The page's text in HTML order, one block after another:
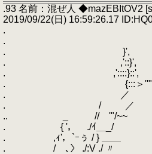
.93 名前：混ぜ人 ◆mazEBItOV2
2019/09/22(日) 16:59:26.17
.
.
. }',
.
. ,'::::}::',
. {:::＞''"~￣´~"'
. ／ ,ｨ___
. / ／ V
.. _ // '"/~~ ～､
. { '， ./ｲ＿_/
. ,ｨ'，`ｰぅ / } ＿＿ ﾘ
. / ､〉 ./:V ./ 〃 ｀`